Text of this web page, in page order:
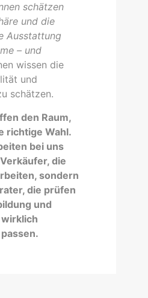
schätzen
und die
Ausstattung
– und
wissen die
und
schätzen.
den Raum,
richtige Wahl.
bei uns
die
sondern
die prüfen
und